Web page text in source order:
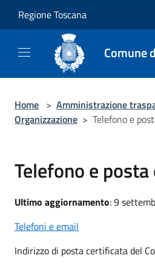
Regione Toscana
Comune
Home > Amministrazione
Organizzazione > Telefono e
Telefono e
Ultimo aggiornamento: 9
Telefoni e email
Indirizzo di posta certificata del